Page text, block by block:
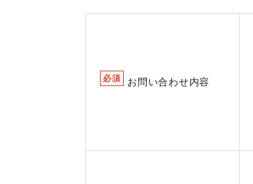
必須 お問い合わせ内容